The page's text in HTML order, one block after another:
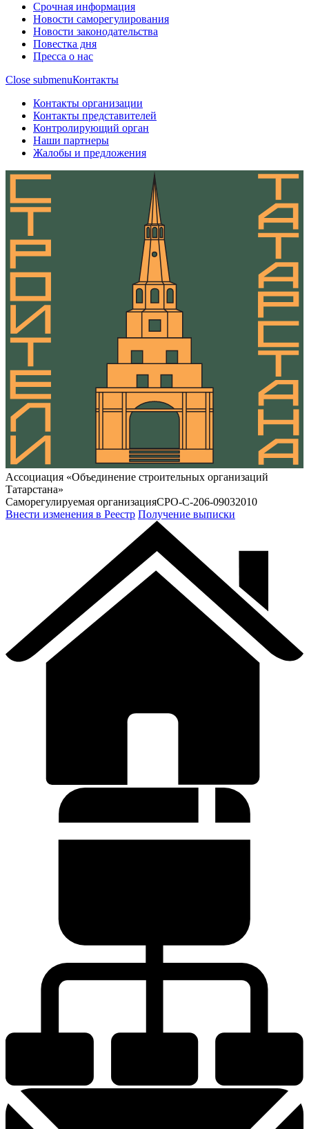
Срочная информация
Новости саморегулирования
Новости законодательства
Повестка дня
Пресса о нас
Close submenuКонтакты
Контакты организации
Контакты представителей
Контролирующий орган
Наши партнеры
Жалобы и предложения
Ассоциация «Объединение строительных организаций
Татарстана»
Саморегулируемая организацияСРО-С-206-09032010
Внести изменения в Реестр Получение выписки